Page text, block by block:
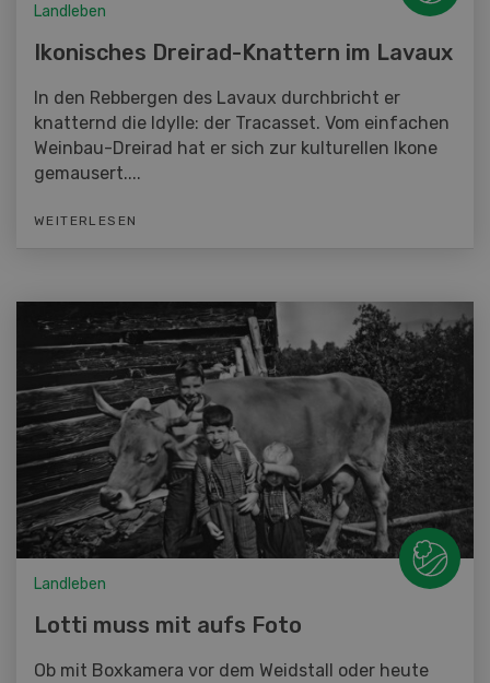
Landleben
Ikonisches Dreirad-Knattern im Lavaux
In den Rebbergen des Lavaux durchbricht er
knatternd die Idylle: der Tracasset. Vom einfachen
Weinbau-Dreirad hat er sich zur kulturellen Ikone
gemausert....
WEITERLESEN
Landleben
Lotti muss mit aufs Foto
Ob mit Boxkamera vor dem Weidstall oder heute